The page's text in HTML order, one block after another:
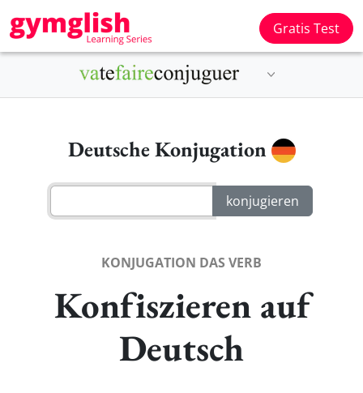
Gratis Test
Deutsche Konjugation
KONJUGATION DAS VERB
Konfiszieren auf
Deutsch